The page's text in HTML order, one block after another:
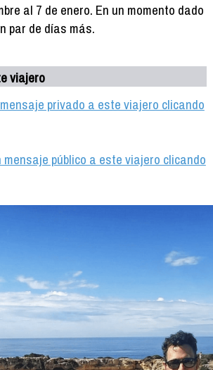
al 7 de enero. En un momento dado
par de días más.
viajero
privado a este viajero clicando
mensaje público a este viajero clicando